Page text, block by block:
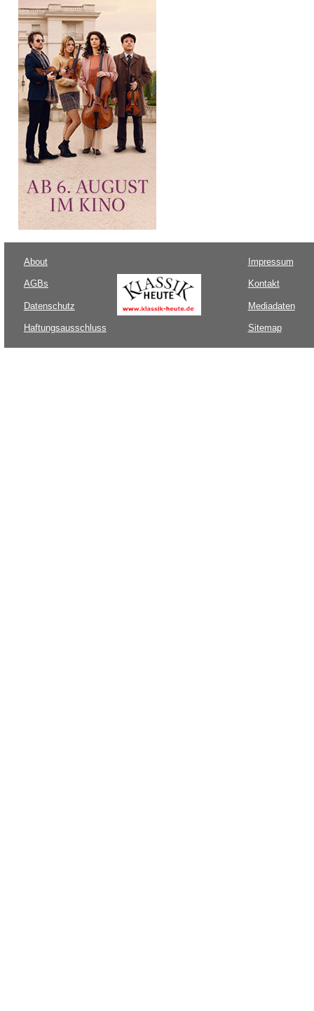
About
AGBs
Datenschutz
Haftungsausschluss
Impressum
Kontakt
Mediadaten
Sitemap